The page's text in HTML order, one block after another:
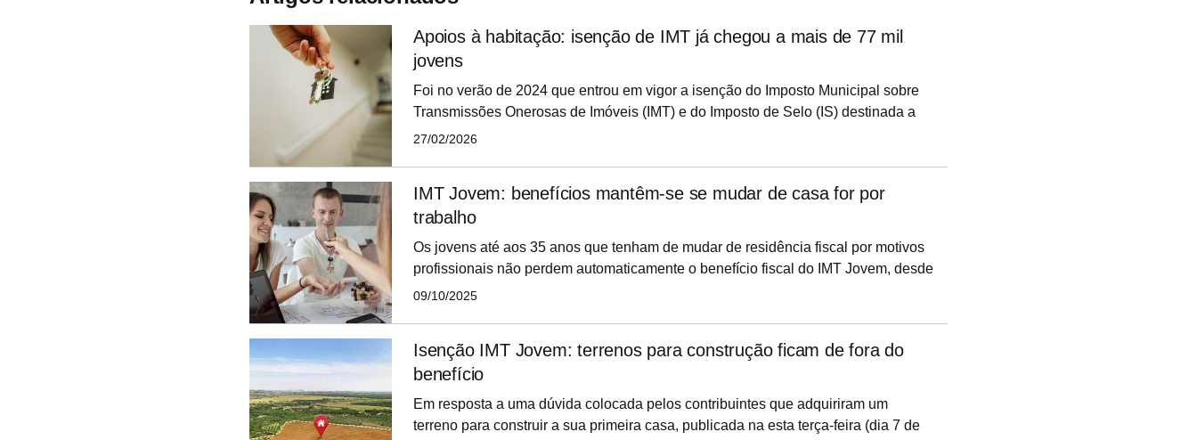
Apoios à habitação: isenção de IMT já chegou a mais de 77 mil
jovens
Foi no verão de 2024 que entrou em vigor a isenção do Imposto Municipal sobre
Transmissões Onerosas de Imóveis (IMT) e do Imposto de Selo (IS) destinada a
apoiar jovens até aos 35 anos na compra da primeira casa. Até então, segundo o
27/02/2026
IMT Jovem: benefícios mantêm-se se mudar de casa for por
trabalho
Os jovens até aos 35 anos que tenham de mudar de residência fiscal por motivos
profissionais não perdem automaticamente o benefício fiscal do IMT Jovem, desde
que a nova morada esteja a mais de 100 quilómetros do imóvel e este continue a
levantada por um contribuinte em situação de destacamento internacional.
09/10/2025
Isenção IMT Jovem: terrenos para construção ficam de fora do
benefício
Em resposta a uma dúvida colocada pelos contribuintes que adquiriram um
terreno para construir a sua primeira casa, publicada na esta terça-feira (dia 7 de